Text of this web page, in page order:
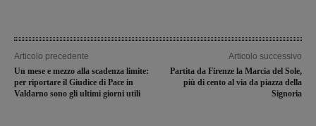
Articolo precedente
Un mese e mezzo alla scadenza limite:
per riportare il Giudice di Pace in
Valdarno sono gli ultimi giorni utili
Articolo successivo
Partita da Firenze la Marcia del Sole,
più di cento al via da piazza della
Signoria